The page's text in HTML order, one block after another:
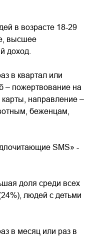
в возрасте 18-29
высшее
доход.
в квартал или
– пожертвование на
карты, направление –
беженцам,
SMS» -
доля среди всех
людей с детьми
в месяц или раз в